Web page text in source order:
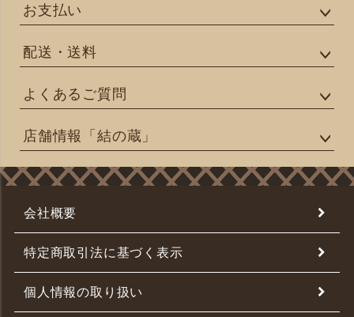
お支払い
配送・送料
よくあるご質問
店舗情報「結の蔵」
会社概要
特定商取引法に基づく表示
個人情報の取り扱い